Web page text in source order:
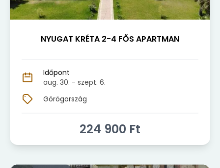
NYUGAT KRÉTA 2-4 FŐS APARTMAN
Időpont
aug. 30. - szept. 6.
Görögország
224 900 Ft